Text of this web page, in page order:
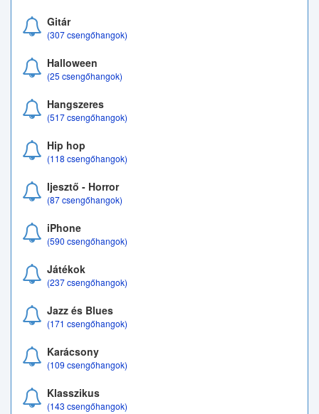
Gitár
(307 csengőhangok)
Halloween
(25 csengőhangok)
Hangszeres
(517 csengőhangok)
Hip hop
(118 csengőhangok)
Ijesztő - Horror
(87 csengőhangok)
iPhone
(590 csengőhangok)
Játékok
(237 csengőhangok)
Jazz és Blues
(171 csengőhangok)
Karácsony
(109 csengőhangok)
Klasszikus
(143 csengőhangok)